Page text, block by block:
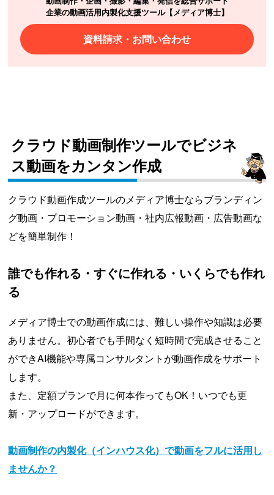
企業の動画活用内製化支援ツール【メディア博士】
資料請求・お問い合わせ
クラウド動画制作ツールでビジネ
ス動画をカンタン作成
クラウド動画作成ツールのメディア博士ならブランディン
グ動画・プロモーション動画・社内広報動画・広告動画な
どを簡単制作！
誰でも作れる・すぐに作れる・いくらでも作れ
る
メディア博士での動画作成には、難しい操作や知識は必要
ありません。初心者でも手間なく短時間で完成させること
ができAI機能や専属コンサルタントが動画作成をサポート
します。
また、定額プランで月に何本作ってもOK！いつでも更
新・アップロードができます。
動画制作の内製化（インハウス化）で動画をフルに活用し
ませんか？